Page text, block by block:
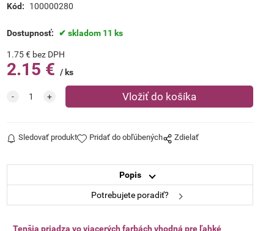
Kód:
100000280
Dostupnosť: skladom 11 ks
1.75€ bez DPH
2.15 € ks
Sledovať produkt Pridať do obľúbených Zdielať
Popis
Potrebujete poradiť?
Tenšia priadza vo viacerých farbách vhodná pre ľahké